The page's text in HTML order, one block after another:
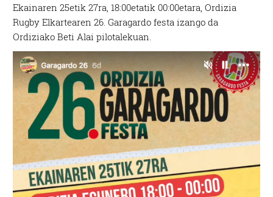
Ekainaren 25etik 27ra, 18:00etatik 00:00etara, Ordizia
Rugby Elkartearen 26. Garagardo festa izango da
Ordiziako Beti Alai pilotalekuan.